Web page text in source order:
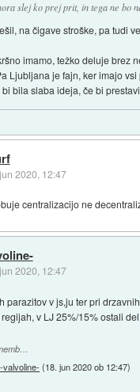
slej ko prej prit, in tega ne bo
na čigave stroške, pa tudi
imamo, težko deluje brez
Ljubljana je fajn, ker imajo
bila slaba ideja, če bi
2020, 12:47
centralizacijo ne
2020, 12:47
parazitov v js,ju ter pri
v LJ 25%/15% ostali
-valvoline- (18. jun 2020 ob 12:47)